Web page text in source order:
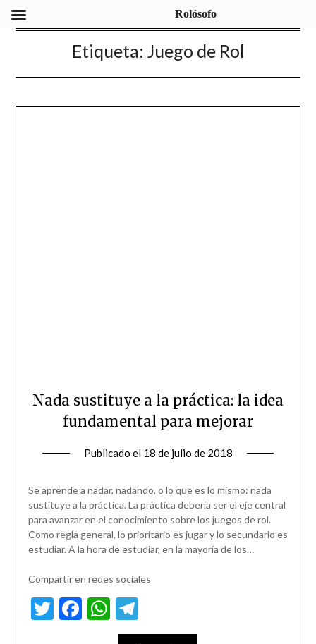
Etiqueta: Juego de Rol
Nada sustituye a la práctica: la idea
fundamental para mejorar
Publicado el 18 de julio de 2018
Se aprende a nadar, nadando, o lo que es lo mismo: nada
sustituye a la práctica. La práctica debería ser el eje central
para avanzar en el conocimiento sobre los juegos de rol.
Como regla general, lo prioritario es jugar y lo secundario es
estudiar. A la hora de estudiar, en la mayoría de los…
Compartir en redes sociales
Twitter
Facebook
WhatsApp
Telegram
Rolósofo